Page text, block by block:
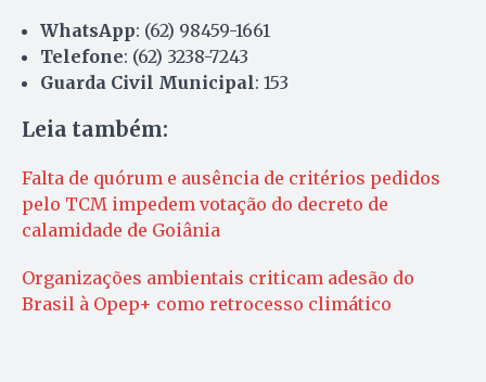
WhatsApp: (62) 98459-1661
Telefone: (62) 3238-7243
Guarda Civil Municipal: 153
Leia também:
Falta de quórum e ausência de critérios pedidos
pelo TCM impedem votação do decreto de
calamidade de Goiânia
Organizações ambientais criticam adesão do
Brasil à Opep+ como retrocesso climático